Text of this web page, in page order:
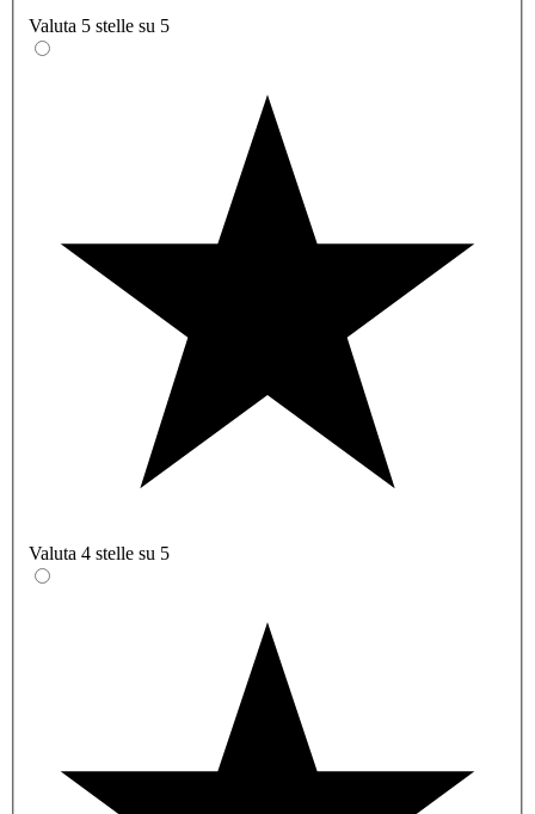
Valuta 5 stelle su 5
Valuta 4 stelle su 5